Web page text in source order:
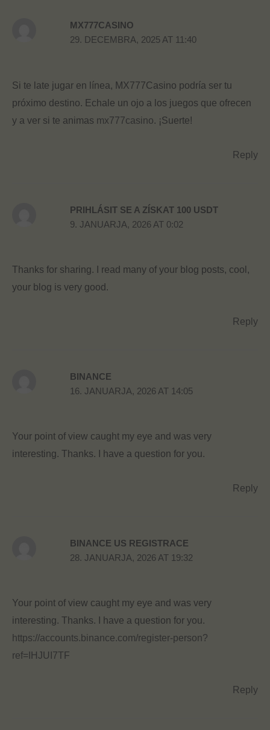
MX777CASINO
29. DECEMBRA, 2025 AT 11:40
Si te late jugar en línea, MX777Casino podría ser tu
próximo destino. Echale un ojo a los juegos que ofrecen
y a ver si te animas mx777casino. ¡Suerte!
Reply
PRIHLÁSIT SE A ZÍSKAT 100 USDT
9. JANUARJA, 2026 AT 0:02
Thanks for sharing. I read many of your blog posts, cool,
your blog is very good.
Reply
BINANCE
16. JANUARJA, 2026 AT 14:05
Your point of view caught my eye and was very
interesting. Thanks. I have a question for you.
Reply
BINANCE US REGISTRACE
28. JANUARJA, 2026 AT 19:32
Your point of view caught my eye and was very
interesting. Thanks. I have a question for you.
https://accounts.binance.com/register-person?
ref=IHJUI7TF
Reply